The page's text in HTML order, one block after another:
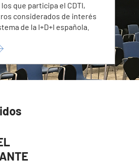
que participa el CDTI,
considerados de interés
de la I+D+I española.